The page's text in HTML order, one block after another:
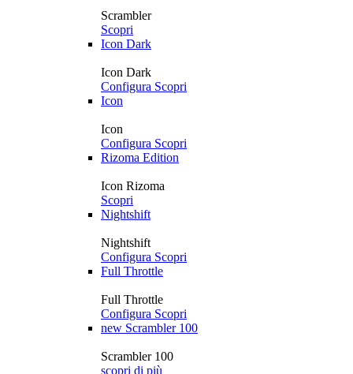
Scrambler
Scopri
Icon Dark
Icon Dark
Configura Scopri
Icon
Icon
Configura Scopri
Rizoma Edition
Icon Rizoma
Scopri
Nightshift
Nightshift
Configura Scopri
Full Throttle
Full Throttle
Configura Scopri
new Scrambler 100
Scrambler 100
scopri di più